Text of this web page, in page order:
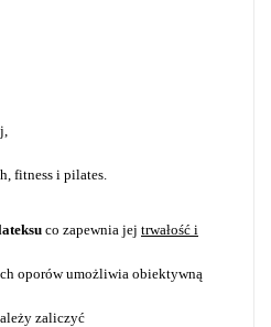
fitness i pilates.
co zapewnia jej trwałość i
oporów umożliwia obiektywną
zaliczyć